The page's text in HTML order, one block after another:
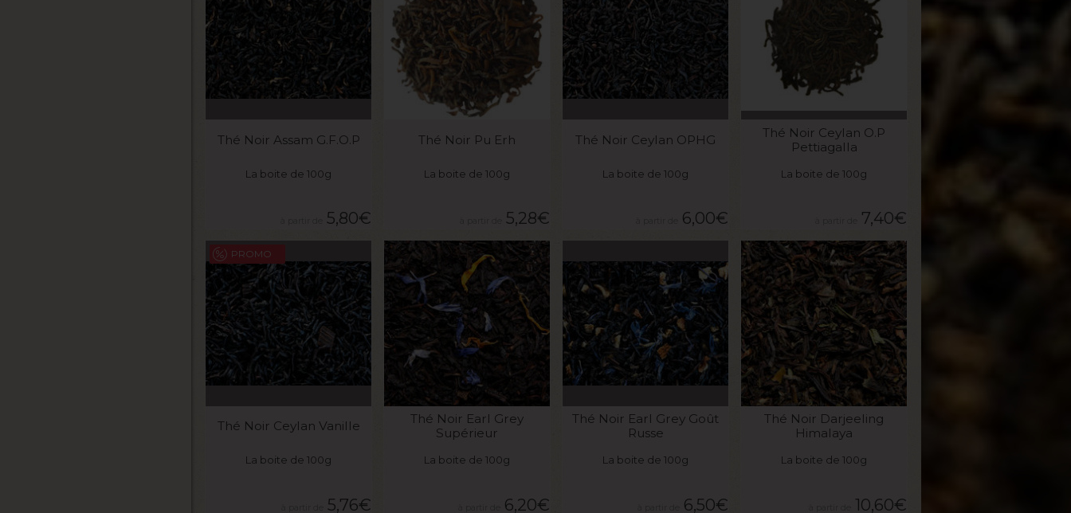
Thé Noir Assam G.F.O.P
La boite de 100g
5,80€
Thé Noir Pu Erh
La boite de 100g
5,28€
VOIR LE PRODUIT
Thé Noir Ceylan OPHG
La boite de 100g
6,00€
Thé Noir Ceylan O.P
Pettiagalla
La boite de 100g
7,40€
VOIR LE PRODUIT
PROMO
Thé Noir Ceylan Vanille
La boite de 100g
5,76€
Thé Noir Earl Grey
Supérieur
La boite de 100g
6,20€
VOIR LE PRODUIT
Thé Noir Earl Grey Goût
Russe
La boite de 100g
6,50€
Thé Noir Darjeeling
Himalaya
La boite de 100g
10,60€
VOIR LE PRODUIT